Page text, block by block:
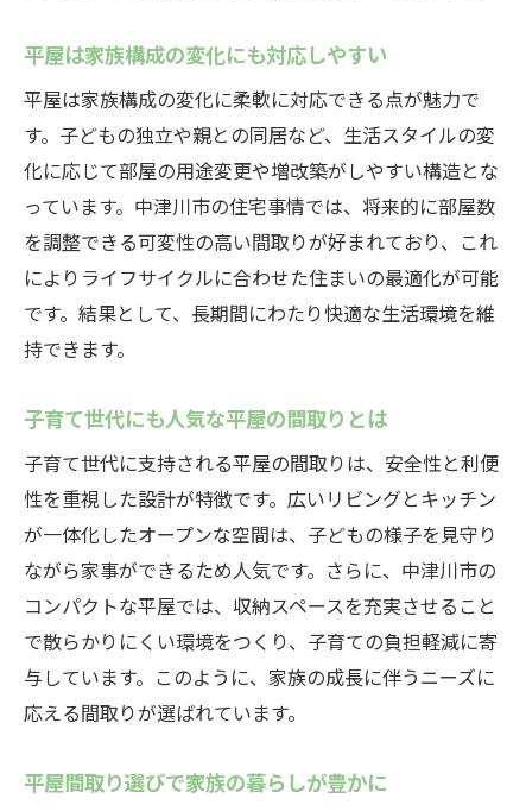
平屋は家族構成の変化にも対応しやすい
平屋は家族構成の変化に柔軟に対応できる点が魅力で
す。子どもの独立や親との同居など、生活スタイルの変
化に応じて部屋の用途変更や増改築がしやすい構造とな
っています。中津川市の住宅事情では、将来的に部屋数
を調整できる可変性の高い間取りが好まれており、これ
によりライフサイクルに合わせた住まいの最適化が可能
です。結果として、長期間にわたり快適な生活環境を維
持できます。
子育て世代にも人気な平屋の間取りとは
子育て世代に支持される平屋の間取りは、安全性と利便
性を重視した設計が特徴です。広いリビングとキッチン
が一体化したオープンな空間は、子どもの様子を見守り
ながら家事ができるため人気です。さらに、中津川市の
コンパクトな平屋では、収納スペースを充実させること
で散らかりにくい環境をつくり、子育ての負担軽減に寄
与しています。このように、家族の成長に伴うニーズに
応える間取りが選ばれています。
平屋間取り選びで家族の暮らしが豊かに